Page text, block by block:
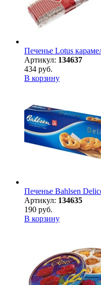
Печенье Lotus
Артикул: 134637
434 руб.
В корзину
Печенье Bahlsen
Артикул: 134635
190 руб.
В корзину